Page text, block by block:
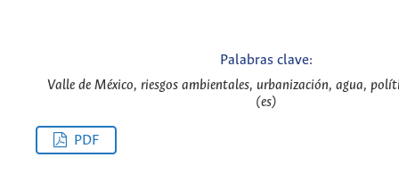
Palabras clave:
Valle de México, riesgos ambientales, urbanización, agua,
(es)
PDF